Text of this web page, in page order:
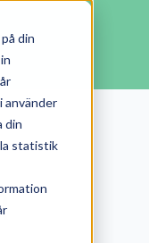
din
använder
din
statistik